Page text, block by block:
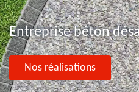
Entreprise béton
Nos réalisations